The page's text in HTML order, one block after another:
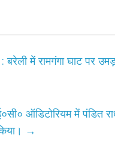
में रामगंगा घाट पर
ऑडिटोरियम में पंडित
→